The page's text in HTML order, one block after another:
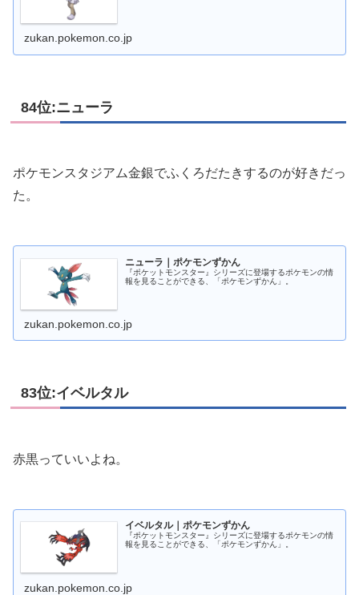
zukan.pokemon.co.jp
84位:ニューラ
ポケモンスタジアム金銀でふくろだたきするのが好きだっ
た。
ニューラ｜ポケモンずかん
『ポケットモンスター』シリーズに登場するポケモンの情
報を見ることができる、「ポケモンずかん」。
zukan.pokemon.co.jp
83位:イベルタル
赤黒っていいよね。
イベルタル｜ポケモンずかん
『ポケットモンスター』シリーズに登場するポケモンの情
報を見ることができる、「ポケモンずかん」。
zukan.pokemon.co.jp